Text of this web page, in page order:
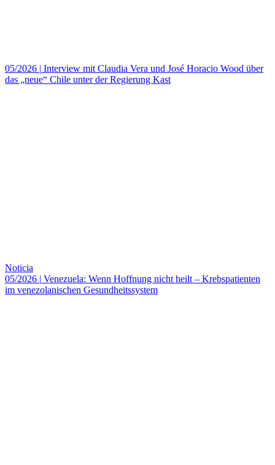
05/2026 | Interview mit Claudia Vera und José Horacio Wood über
das „neue“ Chile unter der Regierung Kast
Noticia
05/2026 | Venezuela: Wenn Hoffnung nicht heilt – Krebspatienten
im venezolanischen Gesundheitssystem